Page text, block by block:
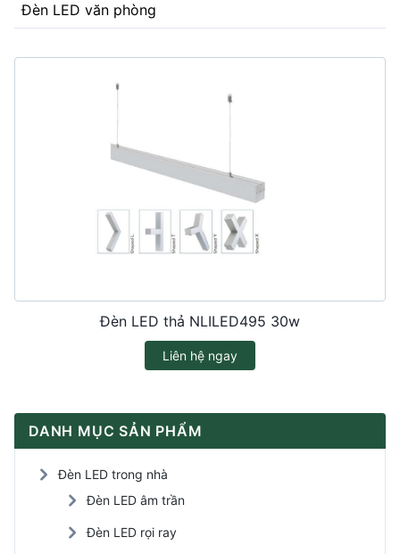
Đèn LED văn phòng
Đèn LED thả NLILED495 30w
Liên hệ ngay
DANH MỤC SẢN PHẨM
Đèn LED trong nhà
Đèn LED âm trần
Đèn LED rọi ray